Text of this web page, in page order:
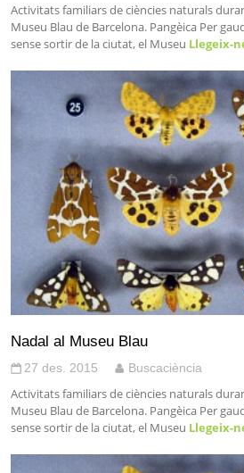
Activitats familiars de ciències naturals
Museu Blau de Barcelona. Pangèica Per
sense sortir de la ciutat, el Museu Llegeix-
Nadal al Museu Blau
27 des. 2015 Buscaciència
Activitats familiars de ciències naturals
Museu Blau de Barcelona. Pangèica Per
sense sortir de la ciutat, el Museu Llegeix-